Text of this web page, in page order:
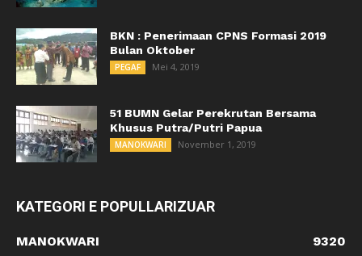
BKN : Penerimaan CPNS Formasi 2019
Bulan Oktober
PEGAF Mei 4, 2019
51 BUMN Gelar Perekrutan Bersama
Khusus Putra/Putri Papua
MANOKWARI November 1, 2019
KATEGORI E POPULLARIZUAR
MANOKWARI
9320